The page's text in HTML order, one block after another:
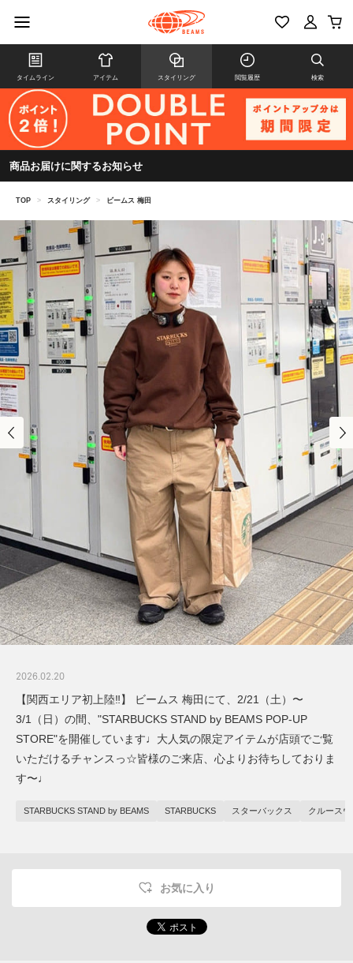
タイムライン アイテム スタイリング 閲覧履歴 検索
商品お届けに関するお知らせ
TOP > スタイリング > ビームス 梅田
2026.02.20
【関西エリア初上陸‼︎】 ビームス 梅田にて、2/21（土）〜
3/1（日）の間、"STARBUCKS STAND by BEAMS POP-UP
STORE"を開催しています♩大人気の限定アイテムが店頭でご覧
いただけるチャンスっ☆皆様のご来店、心よりお待ちしておりま
す〜♩
STARBUCKS STAND by BEAMS STARBUCKS スターバックス クルース
お気に入り